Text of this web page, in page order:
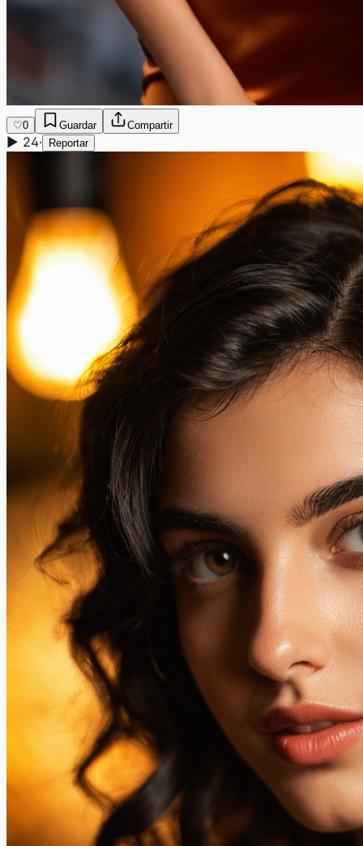
♡0 Guardar Compartir
▶ 24· Reportar